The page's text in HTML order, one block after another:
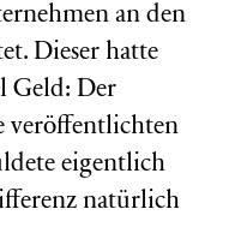
an den
Dieser hatte
Geld: Der
veröffentlichten
eigentlich
natürlich